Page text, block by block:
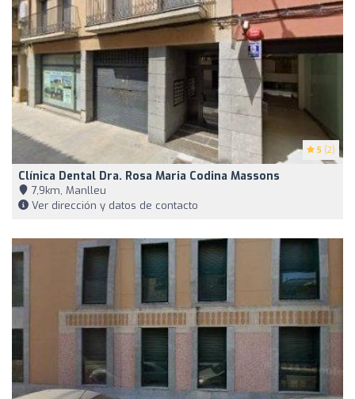
5 (2)
Clínica Dental Dra. Rosa Maria Codina Massons
7,9km, Manlleu
Ver dirección y datos de contacto